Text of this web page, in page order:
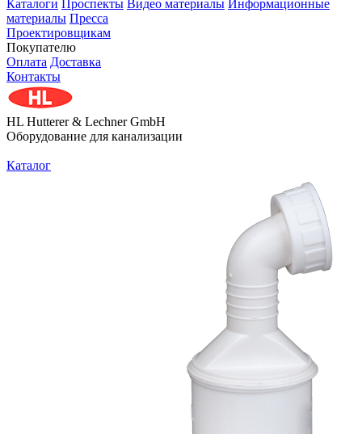
Каталоги Проспекты Видео материалы Информационные
материалы Пресса
Проектировщикам
Покупателю
Оплата Доставка
Контакты
HL Hutterer & Lechner GmbH
Оборудование для канализации
Каталог